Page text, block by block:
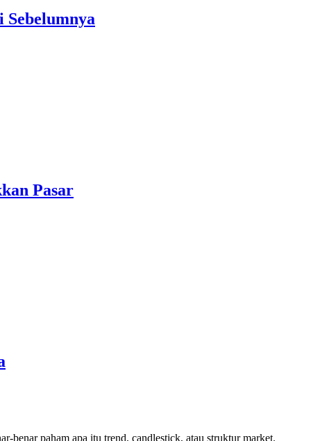
Pasar
benar paham apa itu trend, candlestick, atau struktur market.